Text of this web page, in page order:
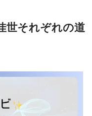
世それぞれの道